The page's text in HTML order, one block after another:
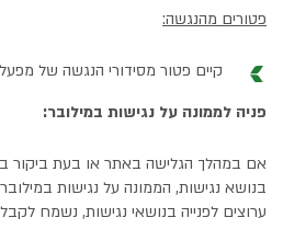
פטורים מהנגשה:
קיים פטור מסידורי הנגשה של מפעל
פניה לממונה על נגישות במילובר:
אם במהלך הגלישה באתר או בעת ביקור
בנושא נגישות, הממונה על נגישות
ערוצים לפנייה בנושאי נגישות, נשמח